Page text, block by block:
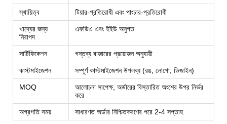
স্থায়িত্ব টিয়ার-প্রতিরোধী এবং পাংচার-প্রতিরোধী
খাদ্যের জন্য
নিরাপদ
এফডিএ এবং ইইউ অনুগত
সার্টিফিকেশন গন্তব্য বাজারের প্রয়োজন অনুযায়ী
কাস্টমাইজেশন সম্পূর্ণ কাস্টমাইজেশন উপলব্ধ (রঙ, লোগো, ডিজাইন)
MOQ
আলোচনা সাপেক্ষ, অর্ডারের বিস্তারিত অংশের উপর নির্ভর
করে
অগ্রগতি সময় সাধারণত অর্ডার নিশ্চিতকরণের পরে 2-4 সপ্তাহ